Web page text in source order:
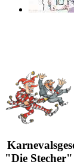
"Die